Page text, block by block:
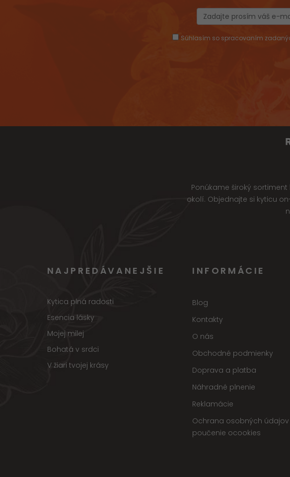
Súhlasím so spracovaním
Ponúkame široký
okolí. Objednajte si kyticu
NAJPREDÁVANEJŠIE
Kytica plná radosti
Esencia lásky
Mojej milej
Bohatá v srdci
V žiari tvojej krásy
INFORMÁCIE
Blog
Kontakty
O nás
Obchodné podmienky
Doprava a platba
Náhradné plnenie
Reklamácie
Ochrana osobných
poučenie ocookies